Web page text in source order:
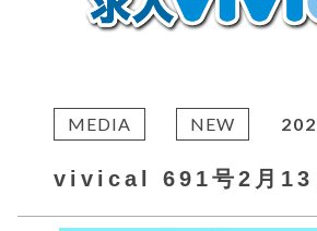
MEDIA NEW
vivical 691号2月13